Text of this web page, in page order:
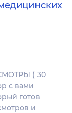
( 30
с вами
готов
и